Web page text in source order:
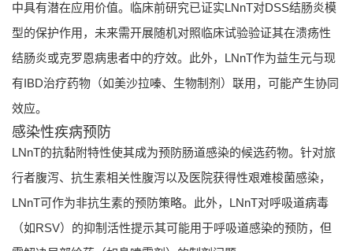
中具有潜在应用价值。临床前研究已证实LNnT对DSS结肠炎模
型的保护作用，未来需开展随机对照临床试验验证其在溃疡性
结肠炎或克罗恩病患者中的疗效。此外，LNnT作为益生元与现
有IBD治疗药物（如美沙拉嗪、生物制剂）联用，可能产生协同
效应。
感染性疾病预防
LNnT的抗黏附特性使其成为预防肠道感染的候选药物。针对旅
行者腹泻、抗生素相关性腹泻以及医院获得性艰难梭菌感染，
LNnT可作为非抗生素的预防策略。此外，LNnT对呼吸道病毒
（如RSV）的抑制活性提示其可能用于呼吸道感染的预防，但